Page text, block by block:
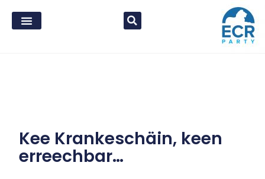
Kee Krankeschäin, keen
erreechbar…